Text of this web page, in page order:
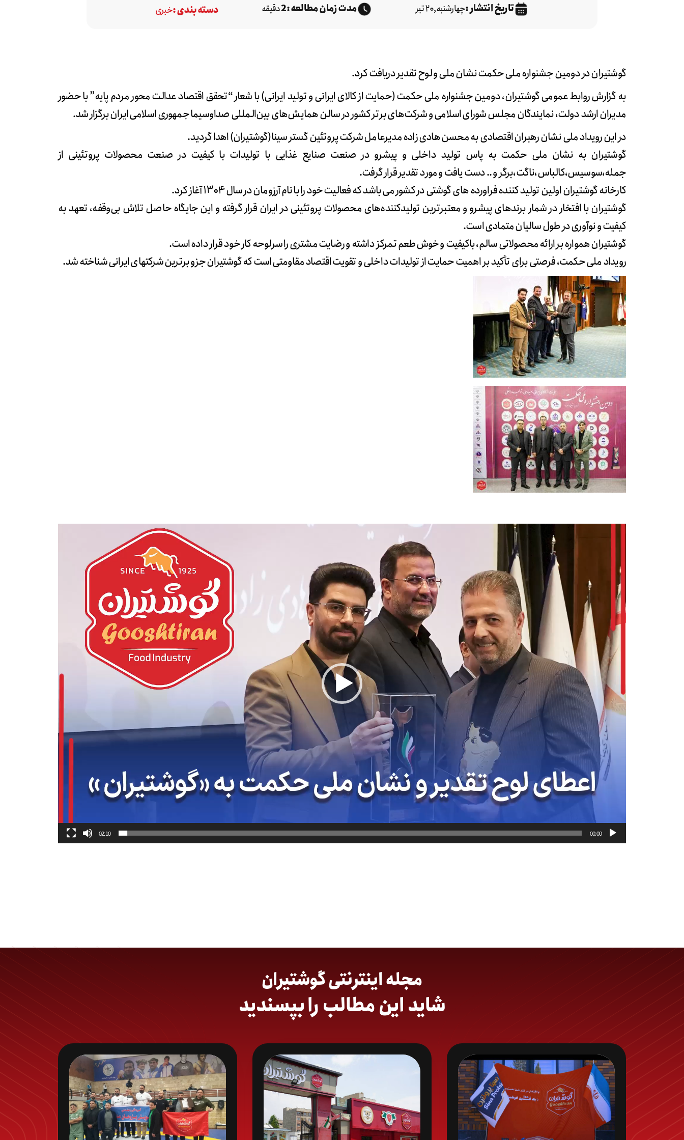
تاریخ انتشار :چهارشنبه,۲۰ تیر مدت زمان مطالعه :2دقیقه دسته بندی :خبری
گوشتیران در دومین جشنواره ملی حکمت نشان ملی و لوح تقدیر دریافت کرد.
به گزارش روابط عمومی گوشتیران، دومین جشنواره ملی حکمت (حمایت از کالای ایرانی و تولید ایرانی) با شعار “تحقق اقتصاد عدالت محور مردم پایه” با حضور
مدیران‌ ارشد دولت، نمایندگان مجلس شورای اسلامی و شرکت‌های برتر کشور در سالن‌ همایش‌های بین‌المللی صداوسیما جمهوری اسلامی ایران برگزار شد.
در این رویداد ملی نشان رهبران اقتصادی به محسن هادی زاده مدیرعامل شرکت پروتئین گستر سینا(گوشتیران) اهدا گردید.
گوشتیران به نشان ملی حکمت به پاس تولید داخلی و پیشرو در صنعت صنایع غذایی با تولیدات با کیفیت در صنعت محصولات پروتئینی از
جمله،سوسیس،کالباس،ناگت،برگر و .. دست یافت و مورد تقدیر قرار گرفت.
کارخانه گوشتیران اولین تولید کننده فراورده های گوشتی در کشور می باشد که فعالیت خود را با نام آرزومان در سال ۱۳۰۴ آغاز کرد.
گوشتیران با افتخار در شمار برندهای پیشرو و معتبرترین تولیدکننده‌های محصولات پروتئینی در ایران قرار گرفته و این جایگاه حاصل تلاش بی‌وقفه، تعهد به
کیفیت و نوآوری در طول سالیان متمادی است.
گوشتیران همواره بر ارائه محصولاتی سالم، باکیفیت و خوش‌طعم تمرکز داشته‌ و رضایت مشتری را سرلوحه کار خود قرار داده‌ است.
رویداد ملی حکمت، فرصتی برای تأکید بر اهمیت حمایت از تولیدات داخلی و تقویت اقتصاد مقاومتی است که گوشتیران جزو برترین شرکتهای ایرانی شناخته شد.
00:00
02:10
مجله اینترنتی گوشتیران
شاید این مطالب را بپسندید